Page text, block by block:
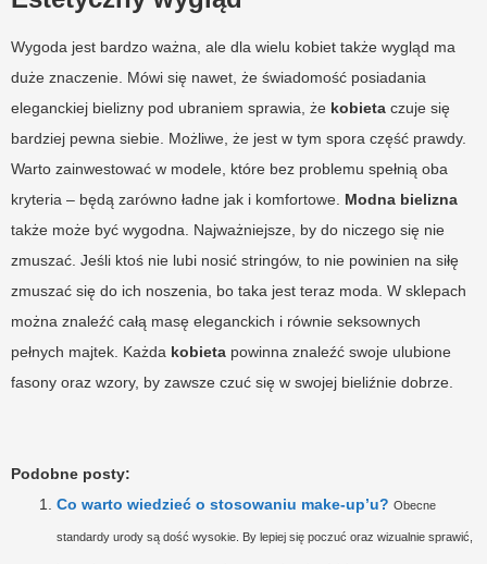
Wygoda jest bardzo ważna, ale dla wielu kobiet także wygląd ma
duże znaczenie. Mówi się nawet, że świadomość posiadania
eleganckiej bielizny pod ubraniem sprawia, że kobieta czuje się
bardziej pewna siebie. Możliwe, że jest w tym spora część prawdy.
Warto zainwestować w modele, które bez problemu spełnią oba
kryteria – będą zarówno ładne jak i komfortowe. Modna bielizna
także może być wygodna. Najważniejsze, by do niczego się nie
zmuszać. Jeśli ktoś nie lubi nosić stringów, to nie powinien na siłę
zmuszać się do ich noszenia, bo taka jest teraz moda. W sklepach
można znaleźć całą masę eleganckich i równie seksownych
pełnych majtek. Każda kobieta powinna znaleźć swoje ulubione
fasony oraz wzory, by zawsze czuć się w swojej bieliźnie dobrze.
Podobne posty:
Co warto wiedzieć o stosowaniu make-up’u? Obecne
standardy urody są dość wysokie. By lepiej się poczuć oraz wizualnie sprawić,